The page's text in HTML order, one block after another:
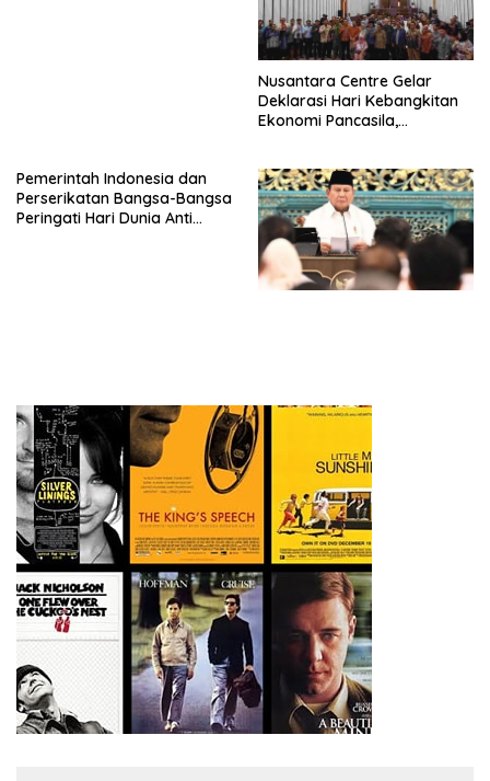
Nusantara Centre Gelar
Deklarasi Hari Kebangkitan
Ekonomi Pancasila,
Penjajahan (Pergolakan
Ekonomi Politik Indonesia) &
Simposium Nasional “Urgensi
Undang-Undang
Perekonomian Nasional dan
Kesejahteraan Sosial dalam
Pemerintah Indonesia dan
Perserikatan Bangsa-Bangsa
Peringati Hari Dunia Anti